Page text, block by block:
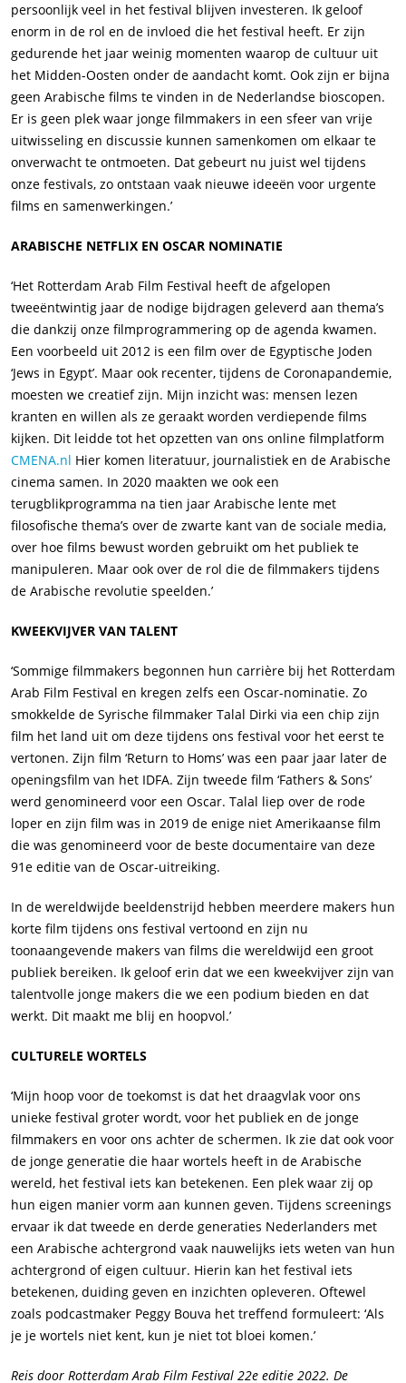
persoonlijk veel in het festival blijven investeren. Ik geloof
enorm in de rol en de invloed die het festival heeft. Er zijn
gedurende het jaar weinig momenten waarop de cultuur uit
het Midden-Oosten onder de aandacht komt. Ook zijn er bijna
geen Arabische films te vinden in de Nederlandse bioscopen.
Er is geen plek waar jonge filmmakers in een sfeer van vrije
uitwisseling en discussie kunnen samenkomen om elkaar te
onverwacht te ontmoeten. Dat gebeurt nu juist wel tijdens
onze festivals, zo ontstaan vaak nieuwe ideeën voor urgente
films en samenwerkingen.’
ARABISCHE NETFLIX EN OSCAR NOMINATIE
‘Het Rotterdam Arab Film Festival heeft de afgelopen
tweeëntwintig jaar de nodige bijdragen geleverd aan thema’s
die dankzij onze filmprogrammering op de agenda kwamen.
Een voorbeeld uit 2012 is een film over de Egyptische Joden
‘Jews in Egypt’. Maar ook recenter, tijdens de Coronapandemie,
moesten we creatief zijn. Mijn inzicht was: mensen lezen
kranten en willen als ze geraakt worden verdiepende films
kijken. Dit leidde tot het opzetten van ons online filmplatform
CMENA.nl Hier komen literatuur, journalistiek en de Arabische
cinema samen. In 2020 maakten we ook een
terugblikprogramma na tien jaar Arabische lente met
filosofische thema’s over de zwarte kant van de sociale media,
over hoe films bewust worden gebruikt om het publiek te
manipuleren. Maar ook over de rol die de filmmakers tijdens
de Arabische revolutie speelden.’
KWEEKVIJVER VAN TALENT
‘Sommige filmmakers begonnen hun carrière bij het Rotterdam
Arab Film Festival en kregen zelfs een Oscar-nominatie. Zo
smokkelde de Syrische filmmaker Talal Dirki via een chip zijn
film het land uit om deze tijdens ons festival voor het eerst te
vertonen. Zijn film ‘Return to Homs’ was een paar jaar later de
openingsfilm van het IDFA. Zijn tweede film ‘Fathers & Sons’
werd genomineerd voor een Oscar. Talal liep over de rode
loper en zijn film was in 2019 de enige niet Amerikaanse film
die was genomineerd voor de beste documentaire van deze
91e editie van de Oscar-uitreiking.
In de wereldwijde beeldenstrijd hebben meerdere makers hun
korte film tijdens ons festival vertoond en zijn nu
toonaangevende makers van films die wereldwijd een groot
publiek bereiken. Ik geloof erin dat we een kweekvijver zijn van
talentvolle jonge makers die we een podium bieden en dat
werkt. Dit maakt me blij en hoopvol.’
CULTURELE WORTELS
‘Mijn hoop voor de toekomst is dat het draagvlak voor ons
unieke festival groter wordt, voor het publiek en de jonge
filmmakers en voor ons achter de schermen. Ik zie dat ook voor
de jonge generatie die haar wortels heeft in de Arabische
wereld, het festival iets kan betekenen. Een plek waar zij op
hun eigen manier vorm aan kunnen geven. Tijdens screenings
ervaar ik dat tweede en derde generaties Nederlanders met
een Arabische achtergrond vaak nauwelijks iets weten van hun
achtergrond of eigen cultuur. Hierin kan het festival iets
betekenen, duiding geven en inzichten opleveren. Oftewel
zoals podcastmaker Peggy Bouva het treffend formuleert: ‘Als
je je wortels niet kent, kun je niet tot bloei komen.’
Reis door Rotterdam Arab Film Festival 22e editie 2022. De